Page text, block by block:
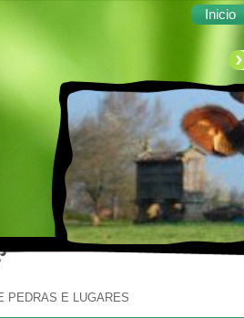
Inicio
PEDRAS E LUGARES